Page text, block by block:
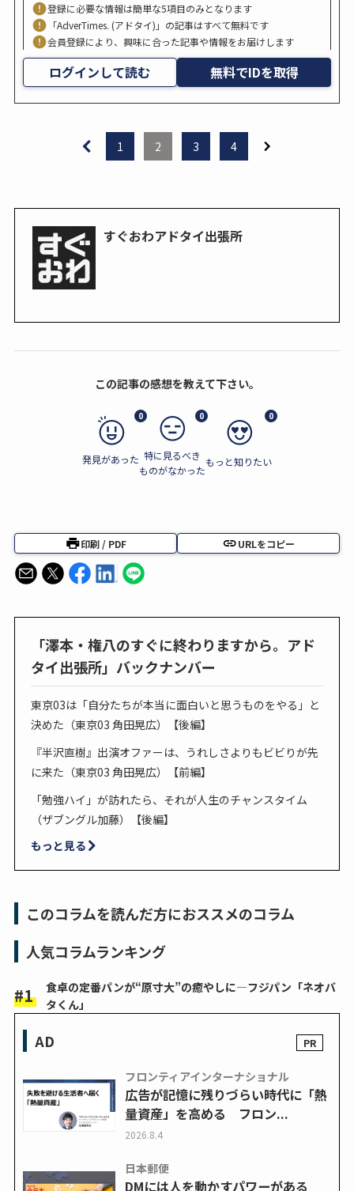
登録に必要な情報は簡単な5項目のみとなります
「AdverTimes. (アドタイ)」の記事はすべて無料です
会員登録により、興味に合った記事や情報をお届けします
ログインして読む 無料でIDを取得
1 2 3 4
すぐおわアドタイ出張所
この記事の感想を教えて下さい。
0
発見があった
0
特に見るべき
ものがなかった
0
もっと知りたい
印刷 / PDF URLをコピー
「澤本・権八のすぐに終わりますから。アド
タイ出張所」バックナンバー
東京03は「自分たちが本当に面白いと思うものをやる」と
決めた（東京03 角田晃広）【後編】
『半沢直樹』出演オファーは、うれしさよりもビビりが先
に来た（東京03 角田晃広）【前編】
「勉強ハイ」が訪れたら、それが人生のチャンスタイム
（ザブングル加藤）【後編】
もっと見る
このコラムを読んだ方におススメのコラム
人気コラムランキング
食卓の定番パンが“原寸大”の癒やしに―フジパン「ネオバ
タくん」
AD
フロンティアインターナショナル
広告が記憶に残りづらい時代に「熱
量資産」を高める フロン...
2026.8.4
日本郵便
DMには人を動かすパワーがある